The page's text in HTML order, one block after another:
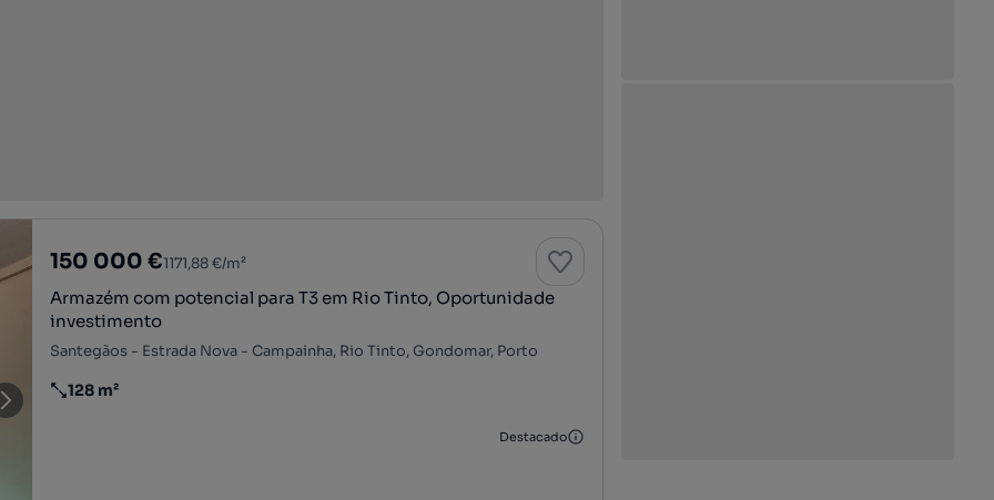
150 000 €1171,88 €/m²
Armazém com potencial para T3 em Rio Tinto, Oportunidade
investimento
Santegãos - Estrada Nova - Campainha, Rio Tinto, Gondomar, Porto
Preço por metro quadrado
128 m²
Destacado